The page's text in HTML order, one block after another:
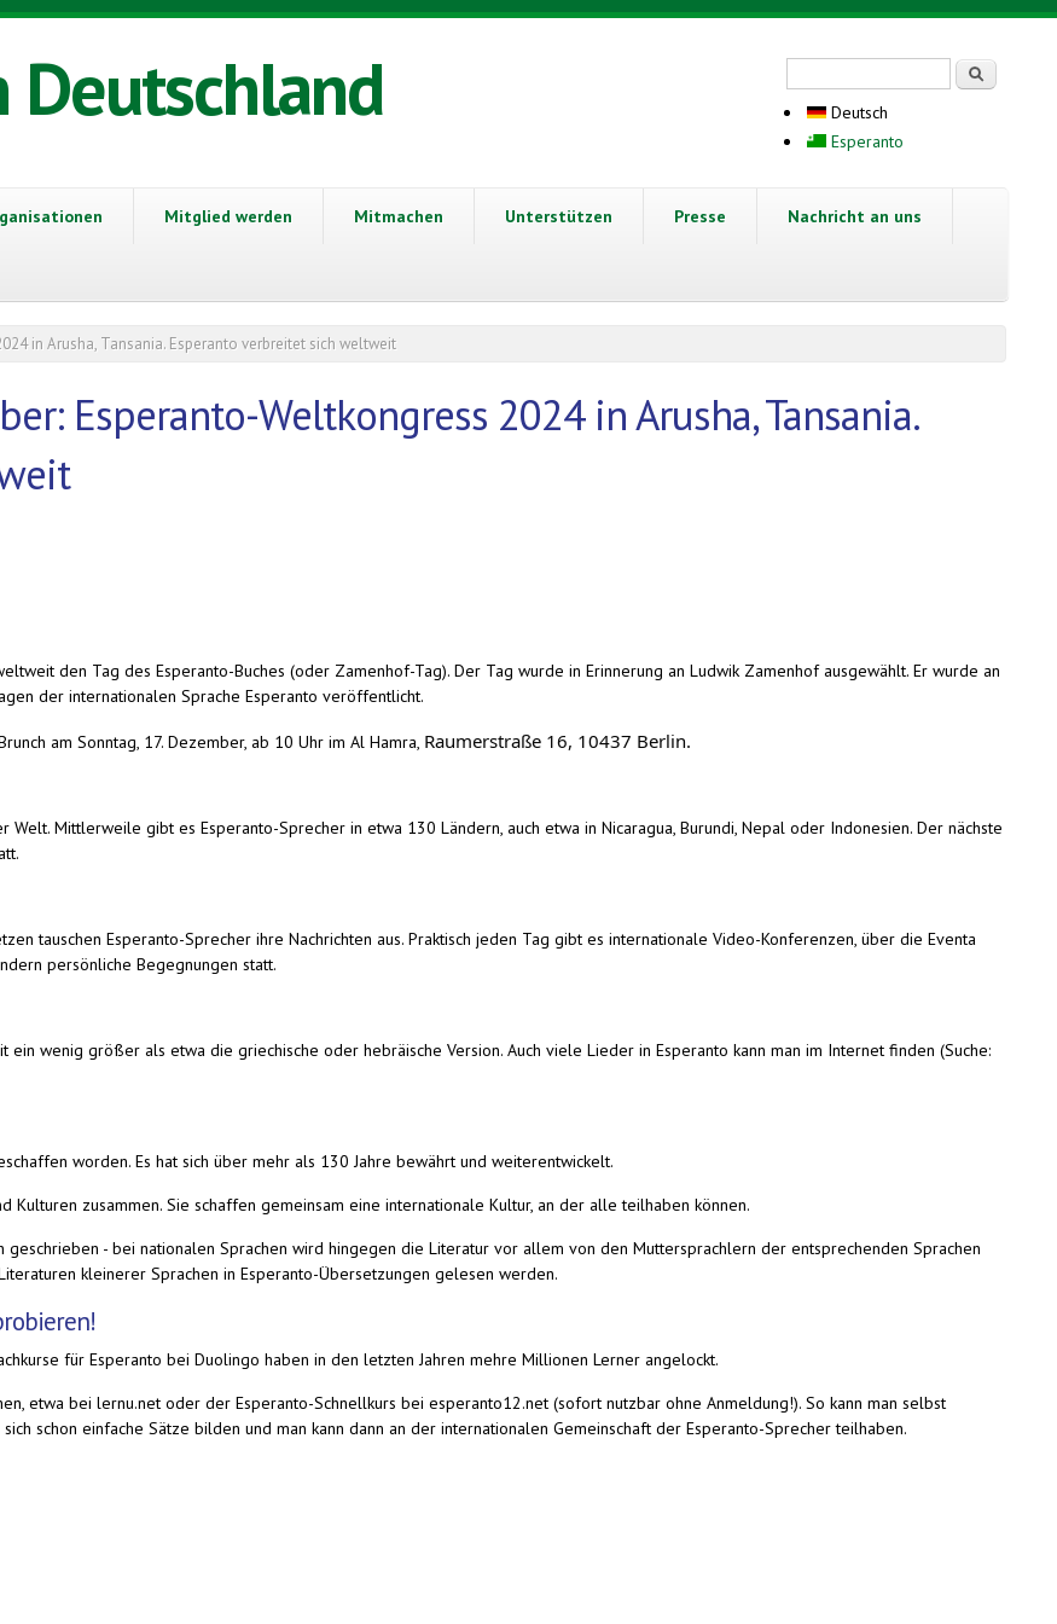
Deutschland
Deutsch
Esperanto
Mitglied werden Mitmachen Unterstützen Presse Nachricht an uns
in Arusha, Tansania. Esperanto verbreitet sich weltweit
Esperanto-Weltkongress 2024 in Arusha, Tansania.
den Tag des Esperanto-Buches (oder Zamenhof-Tag). Der Tag wurde in Erinnerung an Ludwik Zamenhof ausgewählt. Er wurde an
der internationalen Sprache Esperanto veröffentlicht.
am Sonntag, 17. Dezember, ab 10 Uhr im Al Hamra, Raumerstraße 16, 10437 Berlin.
Mittlerweile gibt es Esperanto-Sprecher in etwa 130 Ländern, auch etwa in Nicaragua, Burundi, Nepal oder Indonesien. Der nächste
tauschen Esperanto-Sprecher ihre Nachrichten aus. Praktisch jeden Tag gibt es internationale Video-Konferenzen, über die Eventa
persönliche Begegnungen statt.
wenig größer als etwa die griechische oder hebräische Version. Auch viele Lieder in Esperanto kann man im Internet finden (Suche:
worden. Es hat sich über mehr als 130 Jahre bewährt und weiterentwickelt.
Kulturen zusammen. Sie schaffen gemeinsam eine internationale Kultur, an der alle teilhaben können.
- bei nationalen Sprachen wird hingegen die Literatur vor allem von den Muttersprachlern der entsprechenden Sprachen
kleinerer Sprachen in Esperanto-Übersetzungen gelesen werden.
für Esperanto bei Duolingo haben in den letzten Jahren mehre Millionen Lerner angelockt.
etwa bei lernu.net oder der Esperanto-Schnellkurs bei esperanto12.net (sofort nutzbar ohne Anmeldung!). So kann man selbst
schon einfache Sätze bilden und man kann dann an der internationalen Gemeinschaft der Esperanto-Sprecher teilhaben.